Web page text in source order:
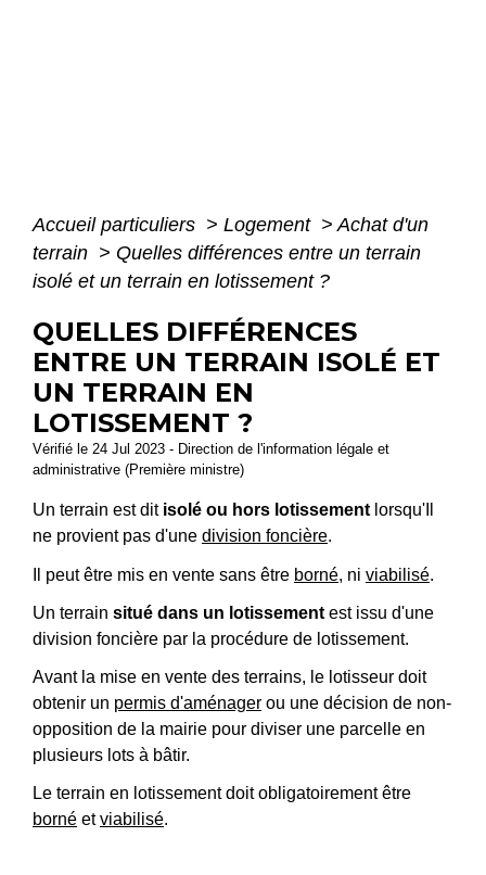
Accueil particuliers > Logement > Achat d'un
terrain > Quelles différences entre un terrain
isolé et un terrain en lotissement ?
QUELLES DIFFÉRENCES
ENTRE UN TERRAIN ISOLÉ ET
UN TERRAIN EN
LOTISSEMENT ?
Vérifié le 24 Jul 2023 - Direction de l'information légale et
administrative (Première ministre)
Un terrain est dit isolé ou hors lotissement lorsqu'Il
ne provient pas d'une division foncière.
Il peut être mis en vente sans être borné, ni viabilisé.
Un terrain situé dans un lotissement est issu d'une
division foncière par la procédure de lotissement.
Avant la mise en vente des terrains, le lotisseur doit
obtenir un permis d'aménager ou une décision de non-
opposition de la mairie pour diviser une parcelle en
plusieurs lots à bâtir.
Le terrain en lotissement doit obligatoirement être
borné etviabilisé.